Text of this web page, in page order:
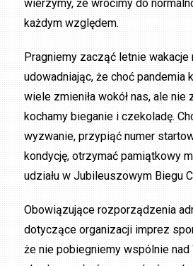
wierzymy, że wrócimy do
każdym względem.
Pragniemy zacząć letnie
udowadniając, że choć pandemia
wiele zmieniła wokół nas, ale nie
kochamy bieganie i czekoladę.
wyzwanie, przypiąć numer
kondycję, otrzymać pamiątkowy
udziału w Jubileuszowym Biegu
Obowiązujące rozporządzenia
dotyczące organizacji imprez
że nie pobiegniemy wspólnie nad